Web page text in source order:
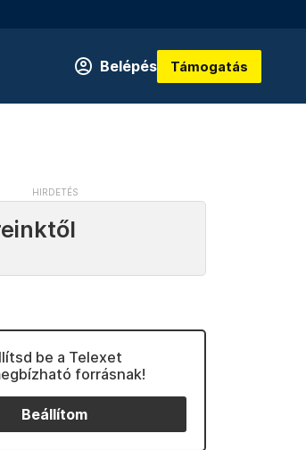
Belépés Támogatás
be a Telexet
forrásnak!
Beállítom